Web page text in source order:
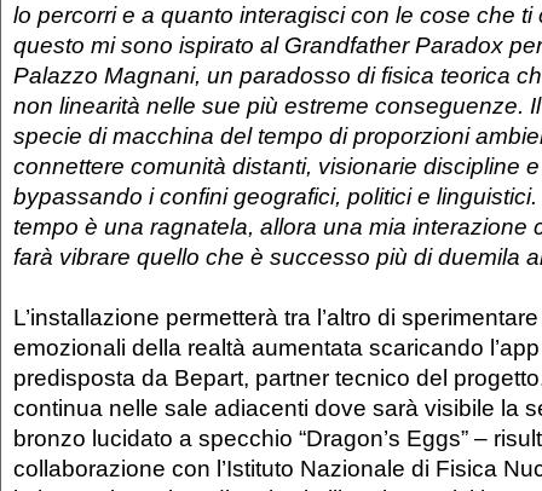
lo percorri e a quanto interagisci con le cose che ti
questo mi sono ispirato al Grandfather Paradox
Palazzo Magnani, un paradosso di fisica teorica
non linearità nelle sue più estreme conseguenze.
specie di macchina del tempo di proporzioni
connettere comunità distanti, visionarie discipline
bypassando i confini geografici, politici e
tempo è una ragnatela, allora una mia interazione
farà vibrare quello che è successo più di duemila
L’installazione permetterà tra l’altro di
emozionali della realtà aumentata scaricando
predisposta da Bepart, partner tecnico del
continua nelle sale adiacenti dove sarà visibile la
bronzo lucidato a specchio “Dragon’s Eggs” –
collaborazione con l’Istituto Nazionale di Fisica